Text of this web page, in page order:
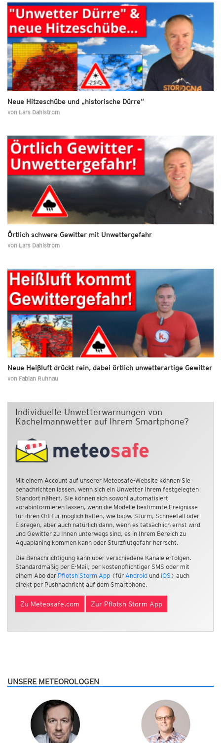
Neue Hitzeschübe und „historische Dürre“
von Lars Dahlstrom
Örtlich schwere Gewitter mit Unwettergefahr
von Lars Dahlstrom
Neue Heißluft drückt rein, dabei örtlich unwetterartige Gewitter
von Fabian Ruhnau
Individuelle Unwetterwarnungen von
Kachelmannwetter auf Ihrem Smartphone?
Mit einem Account auf unserer Meteosafe-Website können Sie
benachrichten lassen, wenn sich ein Unwetter Ihrem festgelegten
Standort nähert. Sie können sich sowohl automatisiert
vorabinformieren lassen, wenn die Modelle bestimmte Ereignisse
für ihren Ort für möglich halten, wie bspw. Sturm, Schneefall oder
Eisregen, aber auch natürlich dann, wenn es tatsächlich ernst wird
und Gewitter zu Ihnen unterwegs sind, es in Ihrem Bereich zu
Aquaplaning kommen kann oder Sturzflutgefahr herrscht.
Die Benachrichtigung kann über verschiedene Kanäle erfolgen.
Standardmäßig per E-Mail, per kostenpflichtiger SMS oder mit
einem Abo der Pflotsh Storm App (für Android und iOS ) auch
direkt per Pushnachricht auf dem Smartphone.
Zu Meteosafe.com Zur Pflotsh Storm App
UNSERE METEOROLOGEN